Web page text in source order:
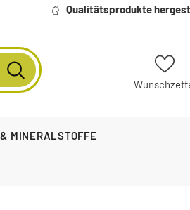
Qualitätsprodukte
MINERALSTOFFE